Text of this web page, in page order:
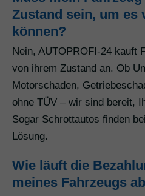
Zustand sein, um es
können?
Nein, AUTOPROFI-24 kauft
von ihrem Zustand an. Ob
Motorschaden,
ohne TÜV – wir sind bereit,
Sogar Schrottautos finden
Lösung.
Wie läuft die
meines Fahrzeugs